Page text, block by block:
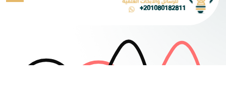
+201080182811